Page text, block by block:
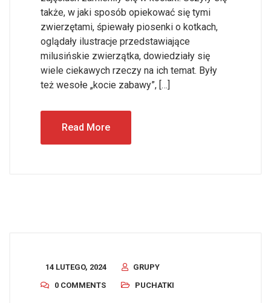
także, w jaki sposób opiekować się tymi
zwierzętami, śpiewały piosenki o kotkach,
oglądały ilustracje przedstawiające
milusińskie zwierzątka, dowiedziały się
wiele ciekawych rzeczy na ich temat. Były
też wesołe „kocie zabawy”, […]
Read More
14 LUTEGO, 2024
GRUPY
0 COMMENTS
PUCHATKI